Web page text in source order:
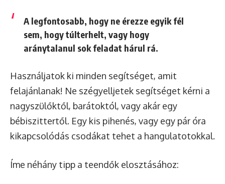
A legfontosabb, hogy ne érezze egyik fél
sem, hogy túlterhelt, vagy hogy
aránytalanul sok feladat hárul rá.
Használjatok ki minden segítséget, amit
felajánlanak! Ne szégyelljetek segítséget kérni a
nagyszülőktől, barátoktól, vagy akár egy
bébiszittertől. Egy kis pihenés, vagy egy pár óra
kikapcsolódás csodákat tehet a hangulatotokkal.
Íme néhány tipp a teendők elosztásához: